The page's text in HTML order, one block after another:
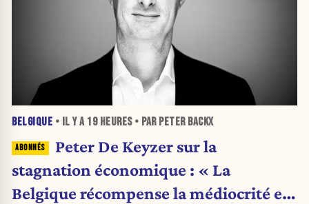
BELGIQUE • IL Y A 19 HEURES• PAR PETER BACKX
Peter De Keyzer sur la
stagnation économique : « La
Belgique récompense la médiocrité et